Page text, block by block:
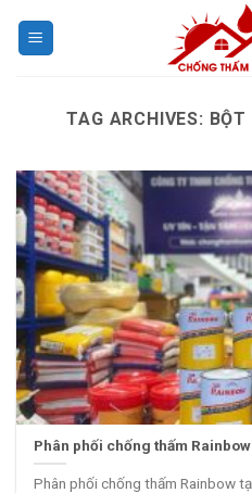
TAG ARCHIVES: BỘT
Phân phối chống thấm
Phân phối chống thấm Rainbow